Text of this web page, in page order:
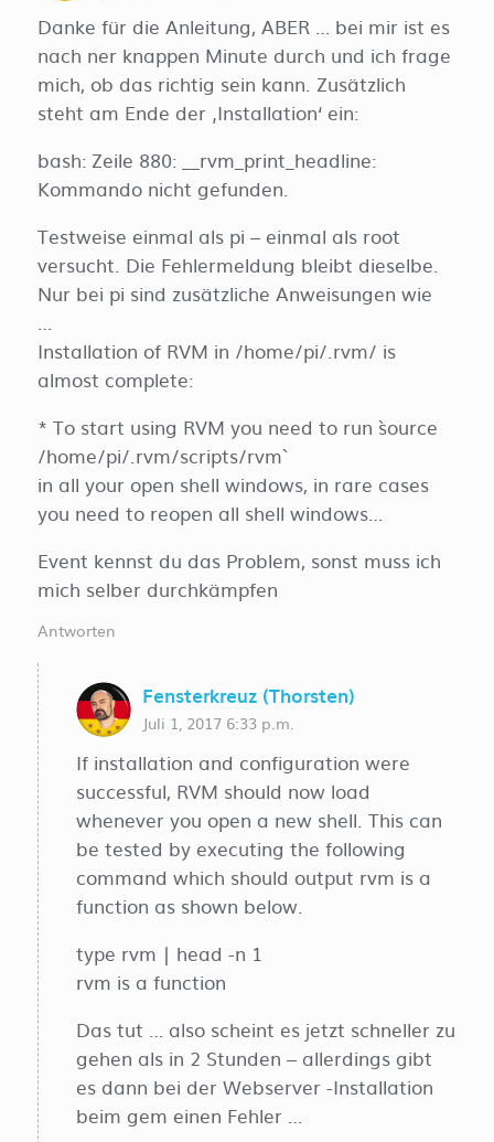
Danke für die Anleitung, ABER … bei mir ist es
nach ner knappen Minute durch und ich frage
mich, ob das richtig sein kann. Zusätzlich
steht am Ende der ‚Installation‘ ein:
bash: Zeile 880: __rvm_print_headline:
Kommando nicht gefunden.
Testweise einmal als pi – einmal als root
versucht. Die Fehlermeldung bleibt dieselbe.
Nur bei pi sind zusätzliche Anweisungen wie
…
Installation of RVM in /home/pi/.rvm/ is
almost complete:
* To start using RVM you need to run `source
/home/pi/.rvm/scripts/rvm`
in all your open shell windows, in rare cases
you need to reopen all shell windows…
Event kennst du das Problem, sonst muss ich
mich selber durchkämpfen
Antworten
Fensterkreuz (Thorsten)
Juli 1, 2017 6:33 p.m.
If installation and configuration were
successful, RVM should now load
whenever you open a new shell. This can
be tested by executing the following
command which should output rvm is a
function as shown below.
type rvm | head -n 1
rvm is a function
Das tut … also scheint es jetzt schneller zu
gehen als in 2 Stunden – allerdings gibt
es dann bei der Webserver -Installation
beim gem einen Fehler …